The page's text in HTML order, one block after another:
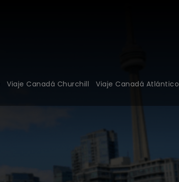
Viaje Canadá Churchill Viaje Canadá Atlántico